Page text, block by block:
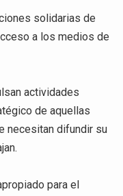
solidarias de
a los medios de
actividades
de aquellas
necesitan difundir su
para el